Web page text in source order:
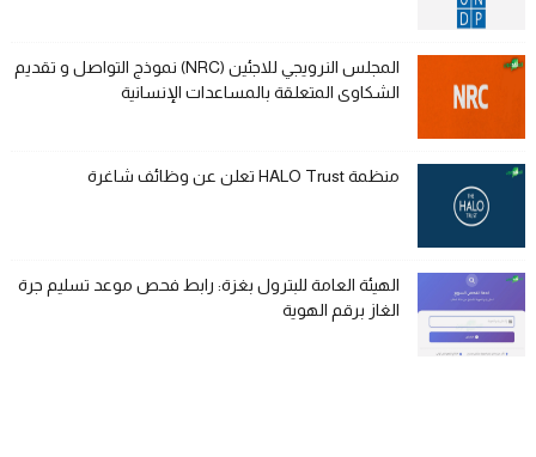
المجلس النرويجي للاجئين (NRC) نموذج التواصل و تقديم
الشكاوى المتعلقة بالمساعدات الإنسانية
منظمة HALO Trust تعلن عن وظائف شاغرة
الهيئة العامة للبترول بغزة: رابط فحص موعد تسليم جرة
الغاز برقم الهوية